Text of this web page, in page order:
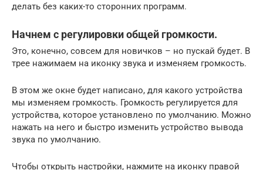
делать без каких-то сторонних программ.
Начнем с регулировки общей громкости.
Это, конечно, совсем для новичков – но пускай будет. В
трее нажимаем на иконку звука и изменяем громкость.
В этом же окне будет написано, для какого устройства
мы изменяем громкость. Громкость регулируется для
устройства, которое установлено по умолчанию. Можно
нажать на него и быстро изменить устройство вывода
звука по умолчанию.
Чтобы открыть настройки, нажмите на иконку правой